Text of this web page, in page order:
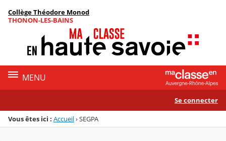
Menu de la rubrique
Contenu
Collège Théodore Monod
THONON-LES-BAINS
MENU
Se connecter
Vous êtes ici : Accueil›SEGPA